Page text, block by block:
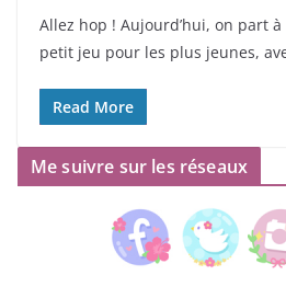
Allez hop ! Aujourd’hui, on part à
petit jeu pour les plus jeunes,
Read More
Me suivre sur les réseaux